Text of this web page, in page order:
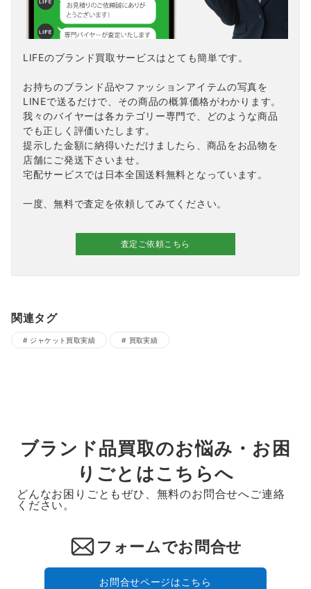
LIFEのブランド買取サービスはとても簡単です。
お持ちのブランド品やファッションアイテムの写真を
LINEで送るだけで、その商品の概算価格がわかります。
我々のバイヤーは各カテゴリー専門で、どのような商品
でも正しく評価いたします。
提示した金額に納得いただけましたら、商品をお品物を
店舗にご発送下さいませ。
宅配サービスでは日本全国送料無料となっています。
一度、無料で査定を依頼してみてください。
査定ご依頼こちら
関連タグ
ジャケット買取実績 買取実績
ブランド品買取のお悩み・お困
りごとはこちらへ
どんなお困りごともぜひ、無料のお問合せへご連絡
ください。
フォームでお問合せ
お問合せページはこちら